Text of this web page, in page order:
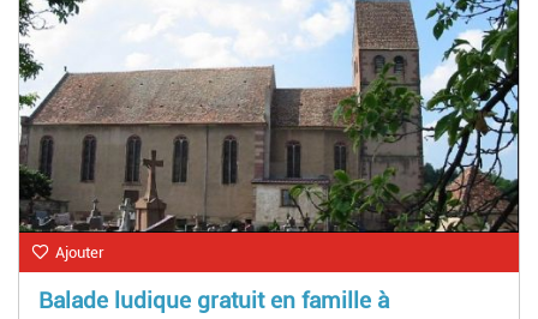
Ajouter
Balade ludique gratuit en famille à